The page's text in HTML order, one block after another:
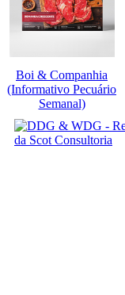
Boi & Companhia
(Informativo Pecuário
Semanal)